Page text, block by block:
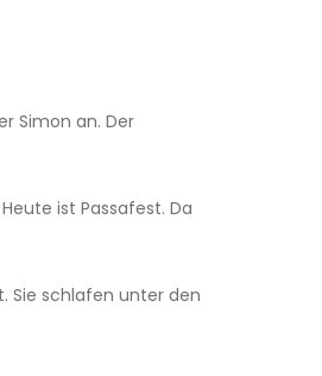
Simon an. Der
ist Passafest. Da
Sie schlafen unter den